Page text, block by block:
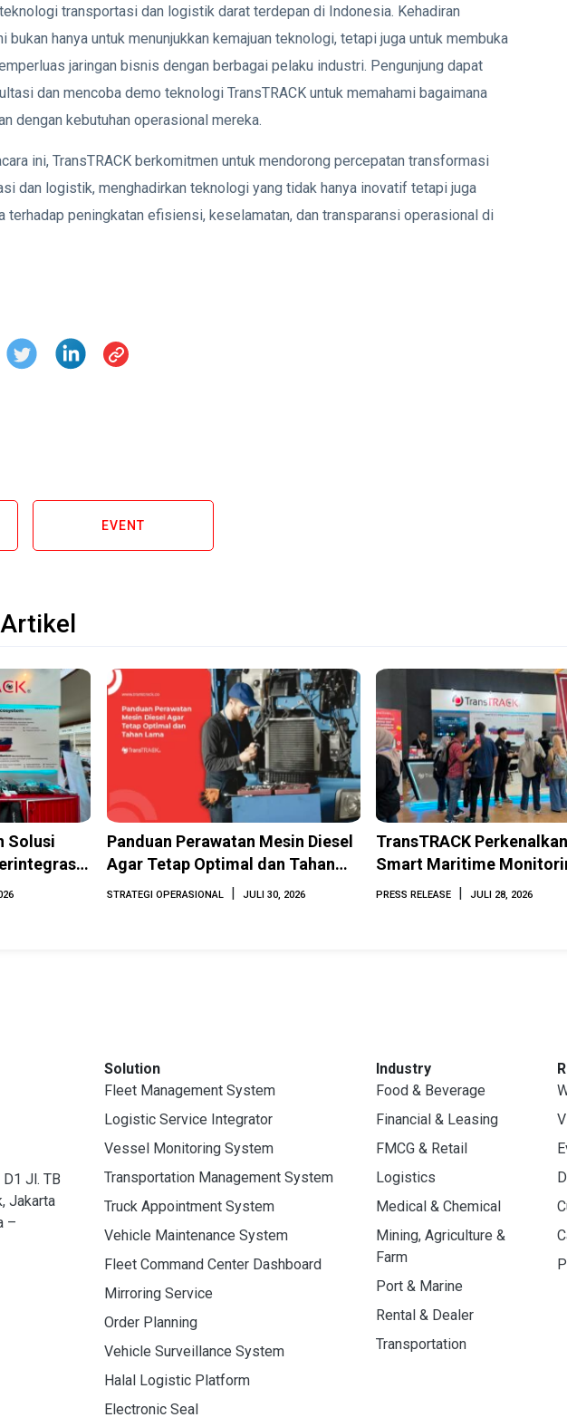
transportasi dan logistik darat terdepan di Indonesia. Kehadiran
bukan hanya untuk menunjukkan kemajuan teknologi, tetapi juga untuk membuka
jaringan bisnis dengan berbagai pelaku industri. Pengunjung dapat
dan mencoba demo teknologi TransTRACK untuk memahami bagaimana
dengan kebutuhan operasional mereka.
ini, TransTRACK berkomitmen untuk mendorong percepatan transformasi
dan logistik, menghadirkan teknologi yang tidak hanya inovatif tetapi juga
terhadap peningkatan efisiensi, keselamatan, dan transparansi operasional di
EVENT
Solusi
Panduan Perawatan Mesin Diesel
Agar Tetap Optimal dan Tahan
Lama
STRATEGI OPERASIONAL JULI 30, 2026
TransTRACK
Smart Maritime
Berbasis AI dan IoT di
PRESS RELEASE JULI 28, 2026
Jl. TB
Jakarta
–
Solution
Fleet Management System
Logistic Service Integrator
Vessel Monitoring System
Transportation Management System
Truck Appointment System
Vehicle Maintenance System
Fleet Command Center Dashboard
Mirroring Service
Order Planning
Vehicle Surveillance System
Halal Logistic Platform
Electronic Seal
Industry
Food & Beverage
Financial & Leasing
FMCG & Retail
Logistics
Medical & Chemical
Mining, Agriculture &
Farm
Port & Marine
Rental & Dealer
Transportation